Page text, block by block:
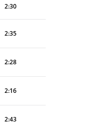
2:30
2:35
2:28
2:16
2:43